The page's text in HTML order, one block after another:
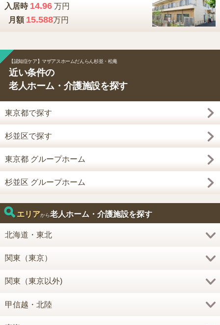
入居時 14.96万円
月額 15.588万円
【認知症ケア】マザアスホームだんらん杉並・松庵
近い条件の
老人ホーム・介護施設を探す
東京都で探す
杉並区で探す
東京都 グループホーム
杉並区 グループホーム
エリアから老人ホーム・介護施設を探す
北海道・東北
関東（東京）
関東（東京以外)
甲信越・北陸